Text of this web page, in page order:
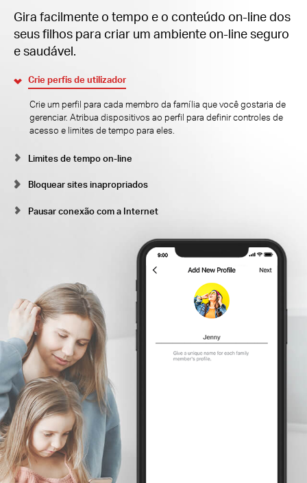
Gira facilmente o tempo e o conteúdo on-line dos
seus filhos para criar um ambiente on-line seguro
e saudável.
Crie perfis de utilizador
Crie um perfil para cada membro da família que você gostaria de
gerenciar. Atribua dispositivos ao perfil para definir controles de
acesso e limites de tempo para eles.
Limites de tempo on-line
Bloquear sites inapropriados
Pausar conexão com a Internet